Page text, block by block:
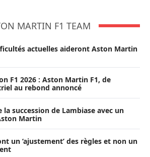
MARTIN F1 TEAM
actuelles aideront Aston Martin
F1 2026 : Aston Martin F1, de
au rebond annoncé
la succession de Lambiase avec un
Martin
un ’ajustement’ des règles et non un